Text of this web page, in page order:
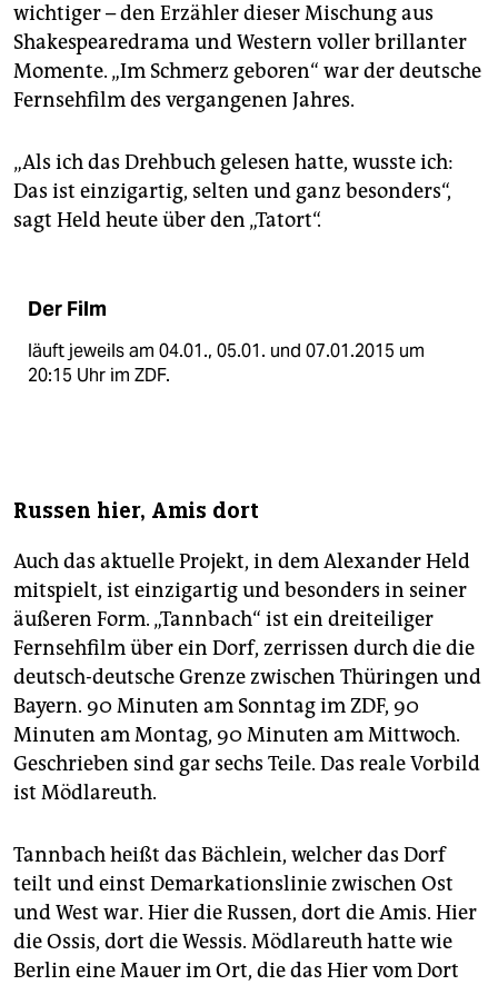
wichtiger – den Erzähler dieser Mischung aus
Shakespearedrama und Western voller brillanter
Momente. „Im Schmerz geboren“ war der deutsche
Fernsehfilm des vergangenen Jahres.
„Als ich das Drehbuch gelesen hatte, wusste ich:
Das ist einzigartig, selten und ganz besonders“,
sagt Held heute über den „Tatort“.
Der Film
läuft jeweils am 04.01., 05.01. und 07.01.2015 um
20:15 Uhr im ZDF.
Russen hier, Amis dort
Auch das aktuelle Projekt, in dem Alexander Held
mitspielt, ist einzigartig und besonders in seiner
äußeren Form. „Tannbach“ ist ein dreiteiliger
Fernsehfilm über ein Dorf, zerrissen durch die die
deutsch-deutsche Grenze zwischen Thüringen und
Bayern. 90 Minuten am Sonntag im ZDF, 90
Minuten am Montag, 90 Minuten am Mittwoch.
Geschrieben sind gar sechs Teile. Das reale Vorbild
ist Mödlareuth.
Tannbach heißt das Bächlein, welcher das Dorf
teilt und einst Demarkationslinie zwischen Ost
und West war. Hier die Russen, dort die Amis. Hier
die Ossis, dort die Wessis. Mödlareuth hatte wie
Berlin eine Mauer im Ort, die das Hier vom Dort